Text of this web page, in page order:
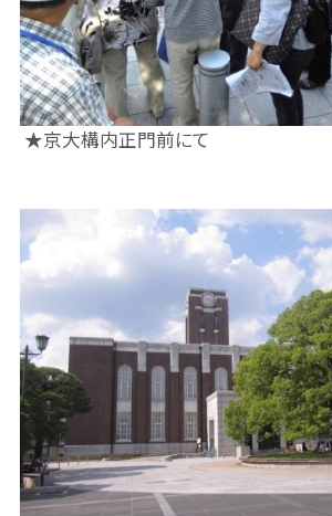
★京大構内正門前にて